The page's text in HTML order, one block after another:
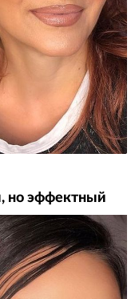
но эффектный